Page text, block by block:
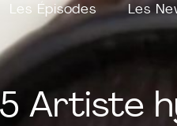
Les Épisodes Les
Artiste